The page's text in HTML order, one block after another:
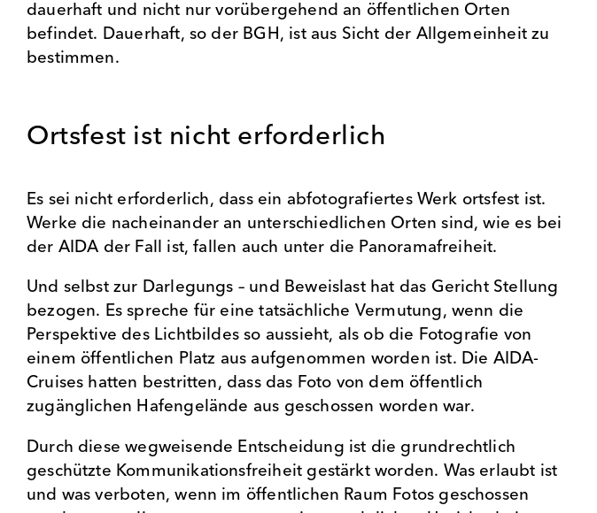
dauerhaft und nicht nur vorübergehend an öffentlichen Orten
befindet. Dauerhaft, so der BGH, ist aus Sicht der Allgemeinheit zu
bestimmen.
Ortsfest ist nicht erforderlich
Es sei nicht erforderlich, dass ein abfotografiertes Werk ortsfest ist.
Werke die nacheinander an unterschiedlichen Orten sind, wie es bei
der AIDA der Fall ist, fallen auch unter die Panoramafreiheit.
Und selbst zur Darlegungs – und Beweislast hat das Gericht Stellung
bezogen. Es spreche für eine tatsächliche Vermutung, wenn die
Perspektive des Lichtbildes so aussieht, als ob die Fotografie von
einem öffentlichen Platz aus aufgenommen worden ist. Die AIDA-
Cruises hatten bestritten, dass das Foto von dem öffentlich
zugänglichen Hafengelände aus geschossen worden war.
Durch diese wegweisende Entscheidung ist die grundrechtlich
geschützte Kommunikationsfreiheit gestärkt worden. Was erlaubt ist
und was verboten, wenn im öffentlichen Raum Fotos geschossen